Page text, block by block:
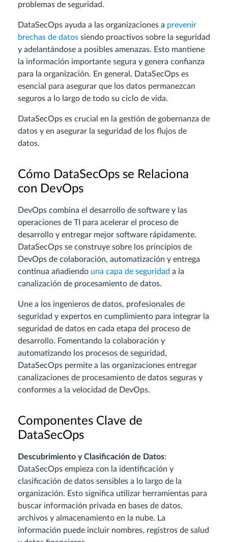
problemas de seguridad.
DataSecOps ayuda a las organizaciones a prevenir
brechas de datos siendo proactivos sobre la seguridad
y adelantándose a posibles amenazas. Esto mantiene
la información importante segura y genera confianza
para la organización. En general, DataSecOps es
esencial para asegurar que los datos permanezcan
seguros a lo largo de todo su ciclo de vida.
DataSecOps es crucial en la gestión de gobernanza de
datos y en asegurar la seguridad de los flujos de
datos.
Cómo DataSecOps se Relaciona
con DevOps
DevOps combina el desarrollo de software y las
operaciones de TI para acelerar el proceso de
desarrollo y entregar mejor software rápidamente.
DataSecOps se construye sobre los principios de
DevOps de colaboración, automatización y entrega
continua añadiendo una capa de seguridad a la
canalización de procesamiento de datos.
Une a los ingenieros de datos, profesionales de
seguridad y expertos en cumplimiento para integrar la
seguridad de datos en cada etapa del proceso de
desarrollo. Fomentando la colaboración y
automatizando los procesos de seguridad,
DataSecOps permite a las organizaciones entregar
canalizaciones de procesamiento de datos seguras y
conformes a la velocidad de DevOps.
Componentes Clave de
DataSecOps
Descubrimiento y Clasificación de Datos:
DataSecOps empieza con la identificación y
clasificación de datos sensibles a lo largo de la
organización. Esto significa utilizar herramientas para
buscar información privada en bases de datos,
archivos y almacenamiento en la nube. La
información puede incluir nombres, registros de salud